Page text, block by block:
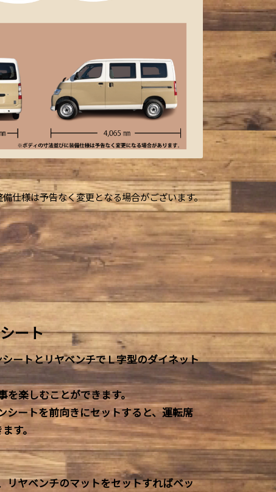
仕様は予告なく変更となる場合がございます。
ート
ートとリヤベンチでＬ字型のダイネット
を楽しむことができます。
シートを前向きにセットすると、運転席
す。
リヤベンチのマットをセットすればベッ